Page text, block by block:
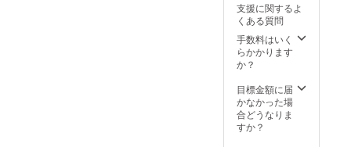
利用に
際し
て、お
釣りは
いてお
りま
す。
支援に関するよ
くある質問
手数料はいく
らかかります
か？
目標金額に届
かなかった場
合どうなりま
すか？